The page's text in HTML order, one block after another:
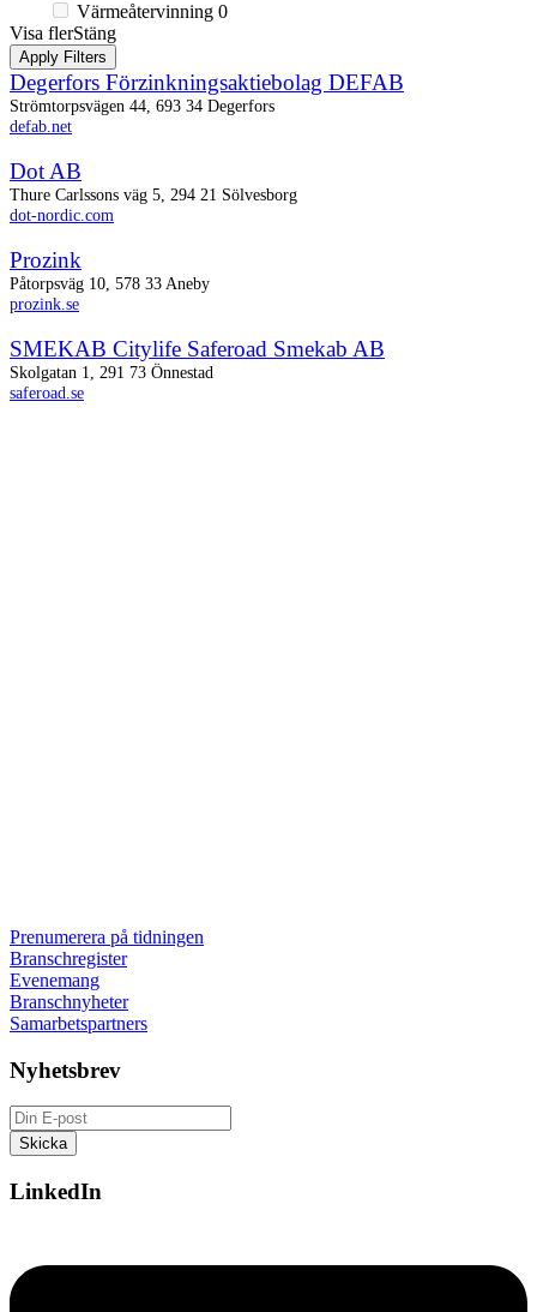
Värmeåtervinning 0
Visa flerStäng
Apply Filters
Degerfors Förzinknings­aktiebolag DEFAB
Strömtorpsvägen 44, 693 34 Degerfors
defab.net
Dot AB
Thure Carlssons väg 5, 294 21 Sölvesborg
dot-nordic.com
Prozink
Påtorpsväg 10, 578 33 Aneby
prozink.se
SMEKAB Citylife Saferoad Smekab AB
Skolgatan 1, 291 73 Önnestad
saferoad.se
Prenumerera på tidningen
Branschregister
Evenemang
Branschnyheter
Samarbetspartners
Nyhetsbrev
LinkedIn